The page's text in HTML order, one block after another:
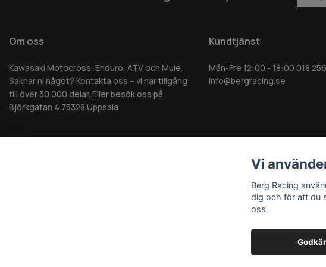
Om oss
Kawasaki Motocross, Enduro, ATV och Mule.
Saknar ni något? Kontakta oss – vi har tillgång
till över 30 000 delar. Eller besök oss på
Björkgatan 4 75328 Uppsala
Kundtjänst
Mån-Fre 12:00 - 18:00 018
info@bergracing.se
Vi
Berg Racing
dig och för att du
oss.